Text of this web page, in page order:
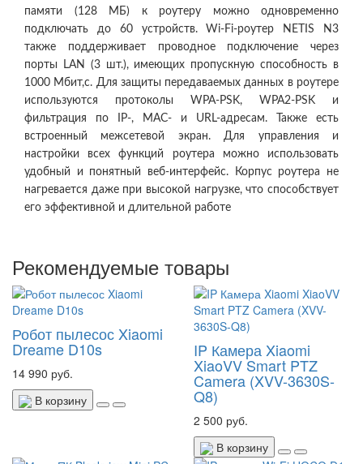
памяти (128 МБ) к роутеру можно одновременно
подключать до 60 устройств. Wi-Fi-роутер NETIS N3
также поддерживает проводное подключение через
порты LAN (3 шт.), имеющих пропускную способность в
1000 Мбит,с. Для защиты передаваемых данных в роутере
используются протоколы WPA-PSK, WPA2-PSK и
фильтрация по IP-, MAC- и URL-адресам. Также есть
встроенный межсетевой экран. Для управления и
настройки всех функций роутера можно использовать
удобный и понятный веб-интерфейс. Корпус роутера не
нагревается даже при высокой нагрузке, что способствует
его эффективной и длительной работе
Рекомендуемые товары
Робот пылесос Xiaomi
Dreame D10s
14 990 руб.
В корзину
IP Камера Xiaomi
XiaoVV Smart PTZ
Camera (XVV-3630S-
Q8)
2 500 руб.
В корзину